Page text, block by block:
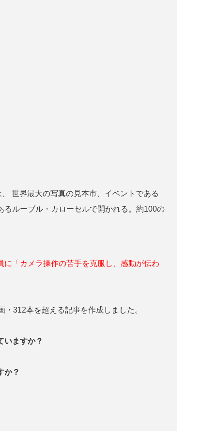
世界最大の写真の見本市、イベントである
ルーブル・カローセルで開かれる。約100の
「カメラ操作の苦手を克服し、感動が伝わ
312本を超える記事を作成しました。
いますか？
か？